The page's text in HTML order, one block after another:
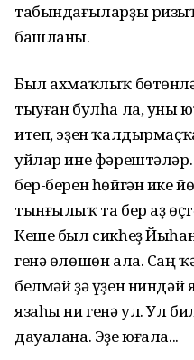
табындағыларҙы
башланы.
Был ахмаҡлыҡ
тыуған булһа ла, уны
итеп, эҙен
уйлар ине
бер-берен һөйгән ике
тынғылыҡ та бер аҙ
Кеше был сикһеҙ
генә өлөшөн ала. Саң
белмәй ҙә үҙен ниндәй
язаһы ни генә ул. Ул
дауалана. Эҙе юғала...